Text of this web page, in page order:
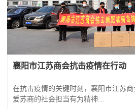
襄阳市江苏商会抗击疫情在行动
在抗击疫情的关键时刻，襄阳市江苏
爱苏商的社会担当有为精神...